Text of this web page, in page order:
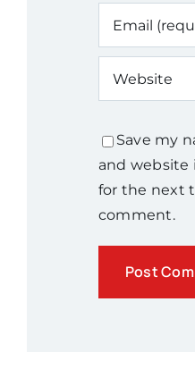
Save my
and website
for the next
comment.